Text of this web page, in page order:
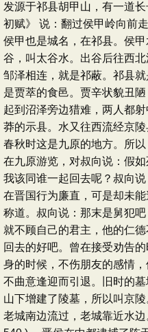
发源于祁县胡甲山，有一道
初赋》 说：翻过侯甲岭向前
侯甲也是城名，在祁县。侯
谷，叫太谷水。出谷后往西
邹泽相连，就是祁蔽。祁县
是贾萃的食邑。贾辛状貌丑
起到沼泽旁边猎难，两人都
莽的示县。水又往西流经京
春秋时这是九原的地方。所
在九原游览，对叔向说：假
我该同谁一起回去呢？叔向
在晋国行为廉直，可是却未
称道。叔向说：那末是舅犯
就不顾自己的君主，他的仁
回去的好吧。曾在接受劝告
身的时候，不伤朋友的感情
不曲意逢迎而引退。旧时的
山下增建了陵墓，所以叫京
老城南边流过，老城靠近水